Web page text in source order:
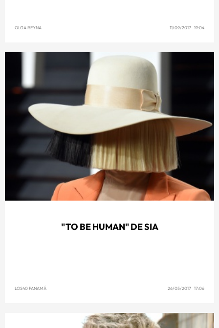
OLGA REYNA 11/09/2017 19:04
"TO BE HUMAN" DE SIA
LOS40 PANAMÁ 26/05/2017 17:06